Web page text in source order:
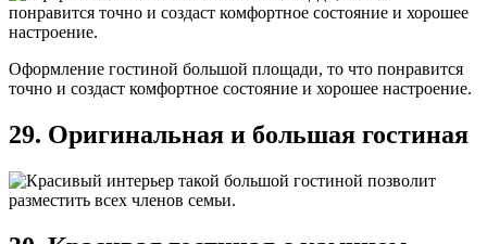
Оформление гостиной большой площади, то что понравится
точно и создаст комфортное состояние и хорошее настроение.
29. Оригинальная и большая гостиная